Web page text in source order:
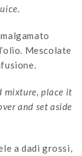
Mescolate
mixture, place it
and set aside
a dadi grossi,